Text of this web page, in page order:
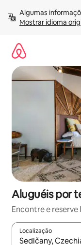
para
Mostrar idioma
Aluguéis por
Encontre e
Localização
Quando os